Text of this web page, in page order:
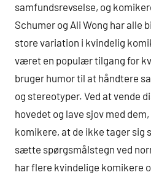
samfundsrevselse, og
Schumer og Ali Wong har alle
store variation i kvindelig
været en populær tilgang for
bruger humor til at håndtere
og stereotyper. Ved at vende
hovedet og lave sjov med
komikere, at de ikke tager sig
sætte spørgsmålstegn ved
har flere kvindelige komikere